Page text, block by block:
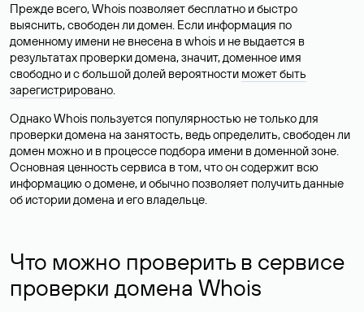
Прежде всего, Whois позволяет бесплатно и быстро
выяснить, свободен ли домен. Если информация по
доменному имени не внесена в whois и не выдается в
результатах проверки домена, значит, доменное имя
свободно и с большой долей вероятности может быть
зарегистрировано.
Однако Whois пользуется популярностью не только для
проверки домена на занятость, ведь определить, свободен ли
домен можно и в процессе подбора имени в доменной зоне.
Основная ценность сервиса в том, что он содержит всю
информацию о домене, и обычно позволяет получить данные
об истории домена и его владельце.
Что можно проверить в сервисе
проверки домена Whois